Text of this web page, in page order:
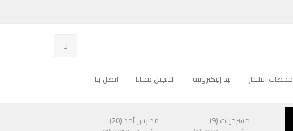
محطات التلفاز نبذ إليكترونيه الانجيل مجانا اتصل بنا الفئات
مسرحيات (9)
مدارس أحد (20)